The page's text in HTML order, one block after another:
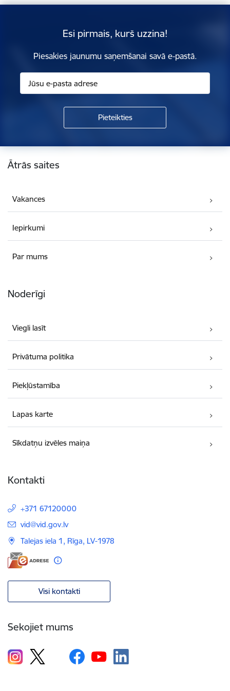
Esi pirmais, kurš uzzina!
Piesakies jaunumu saņemšanai savā e-pastā.
Kājene
Ātrās saites
Vakances
Iepirkumi
Par mums
Noderīgi
Viegli lasīt
Privātuma politika
Piekļūstamība
Lapas karte
Sīkdatņu izvēles maiņa
Kontakti
+371 67120000
E-pasts:
vid@vid.gov.lv
Talejas iela 1, Rīga, LV-1978
Visi kontakti
Sekojiet mums